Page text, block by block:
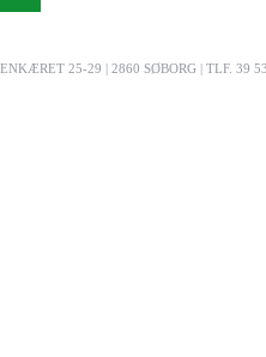
25-29 | 2860 SØBORG | TLF. 39